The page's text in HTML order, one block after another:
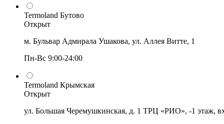
Termoland Бутово
Открыт
м. Бульвар Адмирала Ушакова, ул. Аллея Витте, 1
Пн-Вс 9:00-24:00
Termoland Крымская
Открыт
ул. Большая Черемушкинская, д. 1 ТРЦ «РИО», -1 этаж,